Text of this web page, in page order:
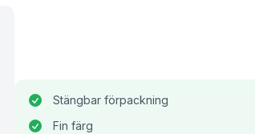
Stängbar förpackning
Fin färg